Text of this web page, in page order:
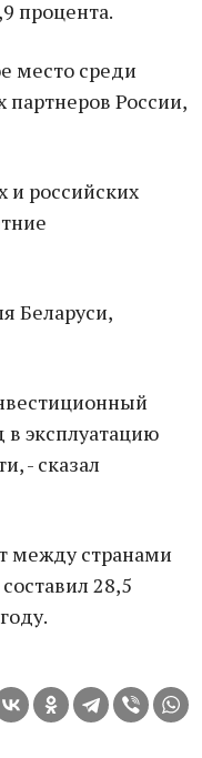
процента.
место среди
России,
и российских
Беларуси,
в эксплуатацию
- сказал
между странами
28,5